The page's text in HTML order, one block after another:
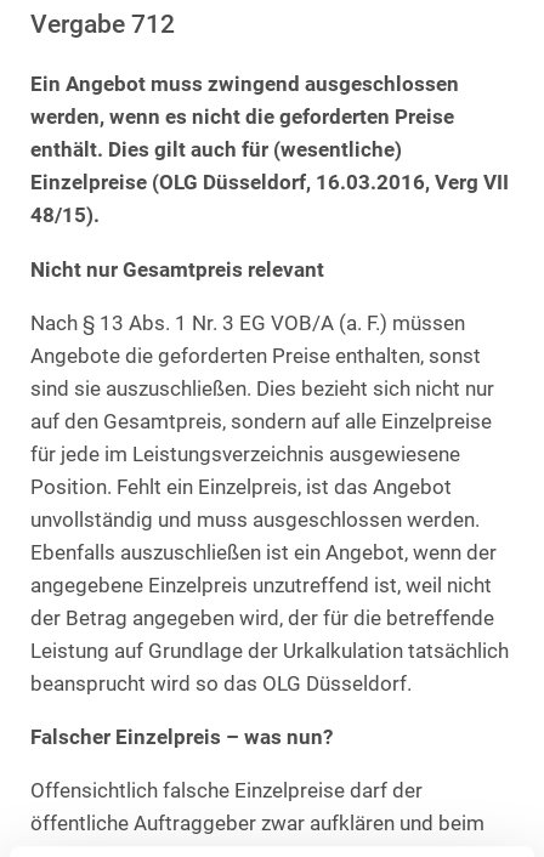
Vergabe 712
Ein Angebot muss zwingend ausgeschlossen
werden, wenn es nicht die geforderten Preise
enthält. Dies gilt auch für (wesentliche)
Einzelpreise (OLG Düsseldorf, 16.03.2016, Verg VII
48/15).
Nicht nur Gesamtpreis relevant
Nach § 13 Abs. 1 Nr. 3 EG VOB/A (a. F.) müssen
Angebote die geforderten Preise enthalten, sonst
sind sie auszuschließen. Dies bezieht sich nicht nur
auf den Gesamtpreis, sondern auf alle Einzelpreise
für jede im Leistungsverzeichnis ausgewiesene
Position. Fehlt ein Einzelpreis, ist das Angebot
unvollständig und muss ausgeschlossen werden.
Ebenfalls auszuschließen ist ein Angebot, wenn der
angegebene Einzelpreis unzutreffend ist, weil nicht
der Betrag angegeben wird, der für die betreffende
Leistung auf Grundlage der Urkalkulation tatsächlich
beansprucht wird so das OLG Düsseldorf.
Falscher Einzelpreis – was nun?
Offensichtlich falsche Einzelpreise darf der
öffentliche Auftraggeber zwar aufklären und beim